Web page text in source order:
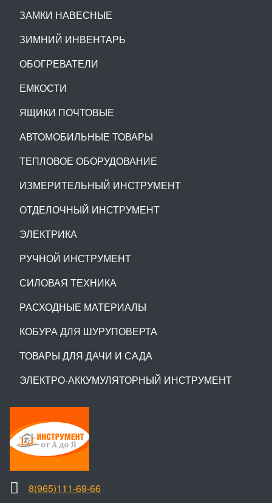
ЗАМКИ НАВЕСНЫЕ
ЗИМНИЙ ИНВЕНТАРЬ
ОБОГРЕВАТЕЛИ
ЕМКОСТИ
ЯЩИКИ ПОЧТОВЫЕ
АВТОМОБИЛЬНЫЕ ТОВАРЫ
ТЕПЛОВОЕ ОБОРУДОВАНИЕ
ИЗМЕРИТЕЛЬНЫЙ ИНСТРУМЕНТ
ОТДЕЛОЧНЫЙ ИНСТРУМЕНТ
ЭЛЕКТРИКА
РУЧНОЙ ИНСТРУМЕНТ
СИЛОВАЯ ТЕХНИКА
РАСХОДНЫЕ МАТЕРИАЛЫ
КОБУРА ДЛЯ ШУРУПОВЕРТА
ТОВАРЫ ДЛЯ ДАЧИ И САДА
ЭЛЕКТРО-АККУМУЛЯТОРНЫЙ ИНСТРУМЕНТ
8(965)111-69-66